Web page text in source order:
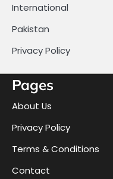
International
Pakistan
Privacy Policy
Pages
About Us
Privacy Policy
Terms & Conditions
Contact